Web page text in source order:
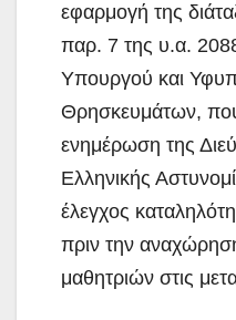
εφαρμογή της
παρ. 7 της υ.α.
Υπουργού και
Θρησκευμάτων,
ενημέρωση της
Ελληνικής
έλεγχος
πριν την
μαθητριών στις